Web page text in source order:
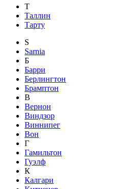
Т
Таллин
Тарту
S
Sarnia
Б
Барри
Берлингтон
Брамптон
В
Вернон
Виндзор
Виннипег
Вон
Г
Гамильтон
Гуэлф
К
Калгари